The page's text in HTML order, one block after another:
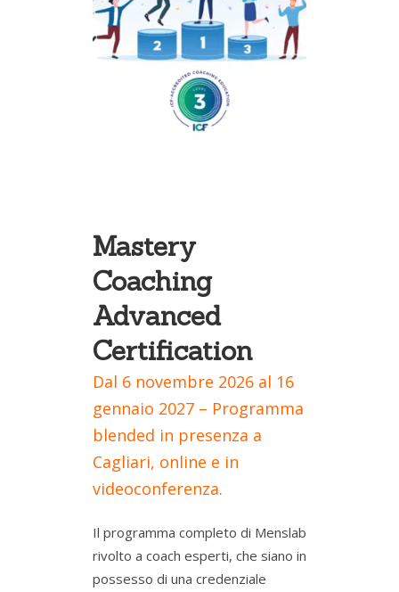
Mastery
Coaching
Advanced
Certification
Dal 6 novembre 2026 al 16
gennaio 2027 – Programma
blended in presenza a
Cagliari, online e in
videoconferenza.
Il programma completo di Menslab
rivolto a coach esperti, che siano in
possesso di una credenziale